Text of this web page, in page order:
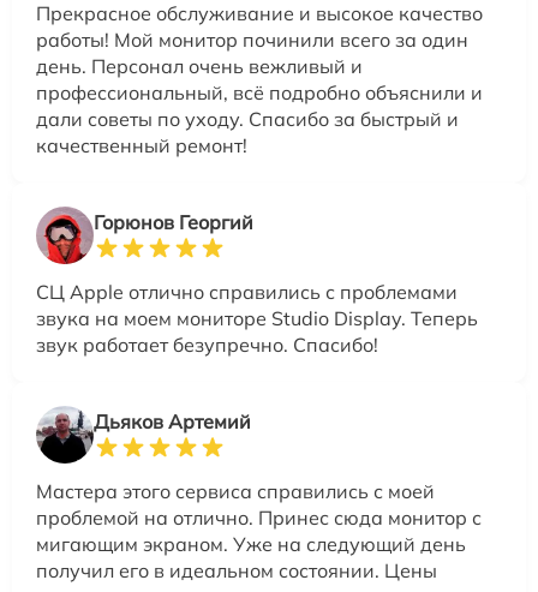
Прекрасное обслуживание и высокое качество
работы! Мой монитор починили всего за один
день. Персонал очень вежливый и
профессиональный, всё подробно объяснили и
дали советы по уходу. Спасибо за быстрый и
качественный ремонт!
Горюнов Георгий
СЦ Apple отлично справились с проблемами
звука на моем мониторе Studio Display. Теперь
звук работает безупречно. Спасибо!
Дьяков Артемий
Мастера этого сервиса справились с моей
проблемой на отлично. Принес сюда монитор с
мигающим экраном. Уже на следующий день
получил его в идеальном состоянии. Цены